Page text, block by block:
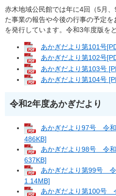
赤木地域公民館では年に4回（5月
た事業の報告や今後の行事の予定を
を発行しています。令和3年度版を
あかぎだより第101号
あかぎだより第102号
あかぎだより第103号
あかぎだより第104号
令和2年度あかぎだより
あかぎだより97号 令
486KB]
あかぎだより98号 令
637KB]
あかぎだより第99号
1.14MB]
あかぎだより第100号